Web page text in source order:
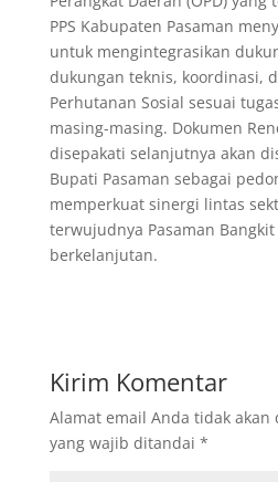
PPS Kabupaten Pasaman
untuk mengintegrasikan
dukungan teknis, koordinasi,
Perhutanan Sosial sesuai
masing-masing. Dokumen
disepakati selanjutnya akan
Bupati Pasaman sebagai
memperkuat sinergi lintas
terwujudnya Pasaman
berkelanjutan.
Kirim Komentar
Alamat email Anda tidak akan
yang wajib ditandai *